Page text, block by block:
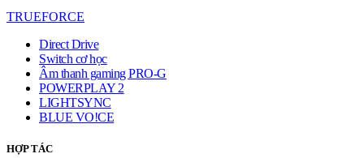
TRUEFORCE
Direct Drive
Switch cơ học
Âm thanh gaming PRO-G
POWERPLAY 2
LIGHTSYNC
BLUE VO!CE
HỢP TÁC